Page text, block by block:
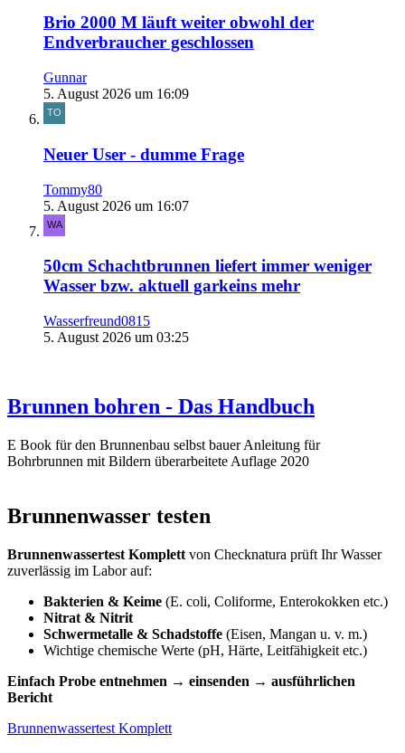
Brio 2000 M läuft weiter obwohl der
Endverbraucher geschlossen
Gunnar
5. August 2026 um 16:09
Neuer User - dumme Frage
Tommy80
5. August 2026 um 16:07
50cm Schachtbrunnen liefert immer weniger
Wasser bzw. aktuell garkeins mehr
Wasserfreund0815
5. August 2026 um 03:25
Brunnen bohren - Das Handbuch
E Book für den Brunnenbau selbst bauer Anleitung für
Bohrbrunnen mit Bildern überarbeitete Auflage 2020
Brunnenwasser testen
Brunnenwassertest Komplett von Checknatura prüft Ihr Wasser
zuverlässig im Labor auf:
Bakterien & Keime (E. coli, Coliforme, Enterokokken etc.)
Nitrat & Nitrit
Schwermetalle & Schadstoffe (Eisen, Mangan u. v. m.)
Wichtige chemische Werte (pH, Härte, Leitfähigkeit etc.)
Einfach Probe entnehmen → einsenden → ausführlichen
Bericht
Brunnenwassertest Komplett